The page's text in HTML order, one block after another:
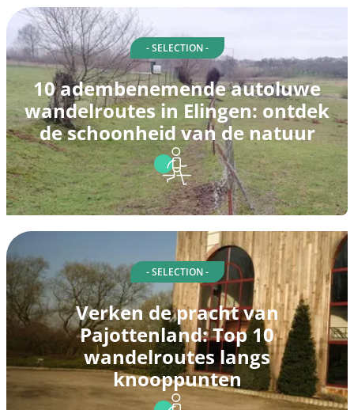
- SELECTION -
10 adembenemende autoluwe
wandelroutes in Elingen: ontdek
de schoonheid van de natuur
- SELECTION -
Verken de pracht van
Pajottenland: Top 10
wandelroutes langs
knooppunten